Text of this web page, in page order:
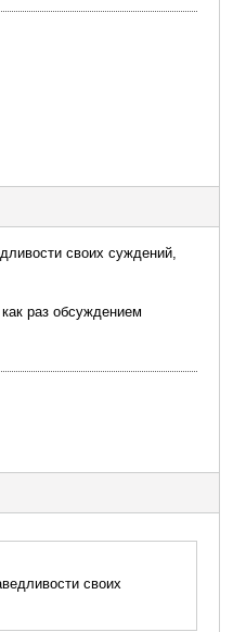
своих суждений,
раз обсуждением
своих